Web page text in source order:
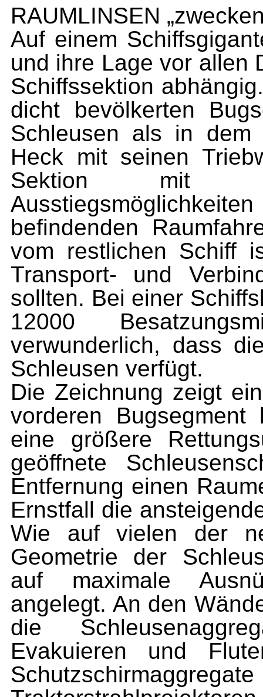
RAUMLINSEN
Auf einem
und ihre Lage vor allen
Schiffssektion
dicht bevölkerten
Schleusen als in dem
Heck mit seinen
Sektion mit
befindenden
vom restlichen Schiff
Transport- und
sollten. Bei einer
12000
verwunderlich, dass
Schleusen verfügt.
Die Zeichnung zeigt
vorderen
eine größere
geöffnete
Entfernung einen
Ernstfall die
Wie auf vielen der
Geometrie der
auf maximale
angelegt. An den
die
Evakuieren und